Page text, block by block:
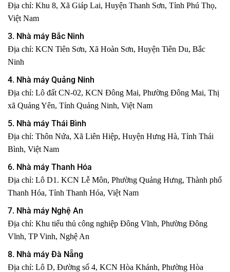
Địa chỉ: Khu 8, Xã Giáp Lai, Huyện Thanh Sơn, Tỉnh Phú Thọ,
Việt Nam
3. Nhà máy Bắc Ninh
Địa chỉ: KCN Tiên Sơn, Xã Hoàn Sơn, Huyện Tiên Du, Bắc
Ninh
4. Nhà máy Quảng Ninh
Địa chỉ: Lô đất CN-02, KCN Đông Mai, Phường Đông Mai, Thị
xã Quảng Yên, Tỉnh Quảng Ninh, Việt Nam
5. Nhà máy Thái Bình
Địa chỉ: Thôn Nứa, Xã Liên Hiệp, Huyện Hưng Hà, Tỉnh Thái
Bình, Việt Nam
6. Nhà máy Thanh Hóa
Địa chỉ: Lô D1. KCN Lễ Môn, Phường Quảng Hưng, Thành phố
Thanh Hóa, Tỉnh Thanh Hóa, Việt Nam
7. Nhà máy Nghệ An
Địa chỉ: Khu tiểu thủ công nghiệp Đông Vĩnh, Phường Đông
Vĩnh, TP Vinh, Nghệ An
8. Nhà máy Đà Nẵng
Địa chỉ: Lô D, Đường số 4, KCN Hòa Khánh, Phường Hòa